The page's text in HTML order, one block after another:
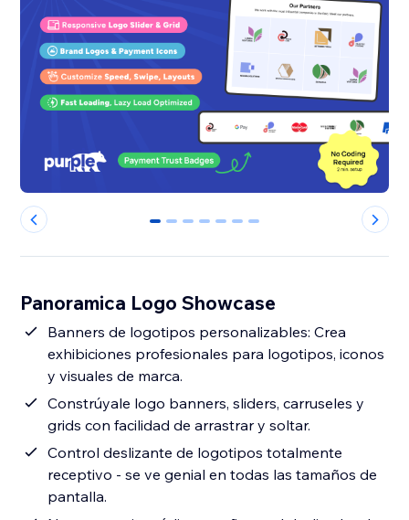
0 1 2 3 4 5 6
Panoramica Logo Showcase
Banners de logotipos personalizables: Crea
exhibiciones profesionales para logotipos, iconos
y visuales de marca.
Constrúyale logo banners, sliders, carruseles y
grids con facilidad de arrastrar y soltar.
Control deslizante de logotipos totalmente
receptivo - se ve genial en todas las tamaños de
pantalla.